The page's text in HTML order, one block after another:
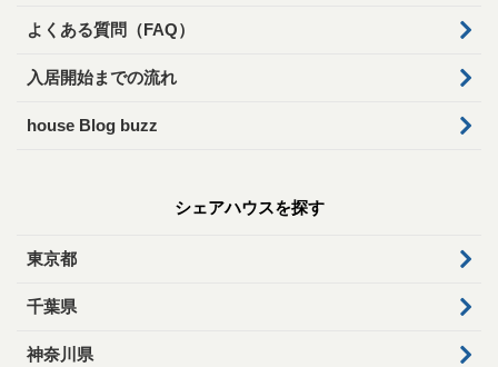
よくある質問（FAQ）
入居開始までの流れ
house Blog buzz
シェアハウスを探す
東京都
千葉県
神奈川県